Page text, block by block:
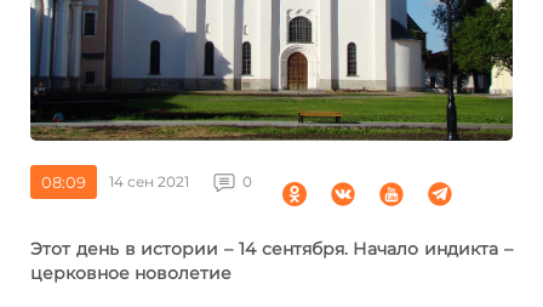
08:09 14 сен 2021 0
Этот день в истории – 14 сентября. Начало индикта –
церковное новолетие